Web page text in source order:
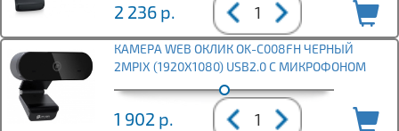
2 236 р.
КАМЕРА WEB ОКЛИК OK-C008FH ЧЕРНЫЙ
2MPIX (1920X1080) USB2.0 С МИКРОФОНОМ
1 902 р.